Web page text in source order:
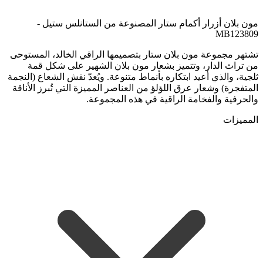
مون بلان أزرار أكمام ستار المصنوعة من الستانلس ستيل -
MB123809
تشتهر مجموعة مون بلان ستار بتصميمها الراقي الخالد، المستوحى
من تراث الدار، وتتميز بشعار مون بلان الشهير على شكل قمة
ثلجية، والذي أعيد ابتكاره بأنماط متنوعة. ويُعدّ نقش الشعاع (النجمة
المتفجرة) وشعار عرق اللؤلؤ من العناصر المميزة التي تُبرز الأناقة
والحرفية والفخامة الراقية في هذه المجموعة.
المميزات